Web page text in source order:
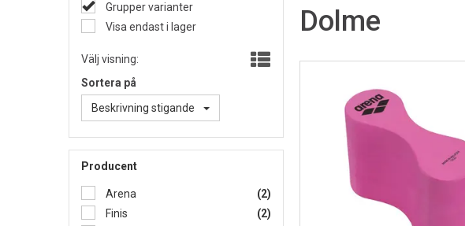
Grupper varianter
Visa endast i lager
Välj visning:
Sortera på
Beskrivning stigande
Producent
Arena
(2)
Finis
(2)
Dolme